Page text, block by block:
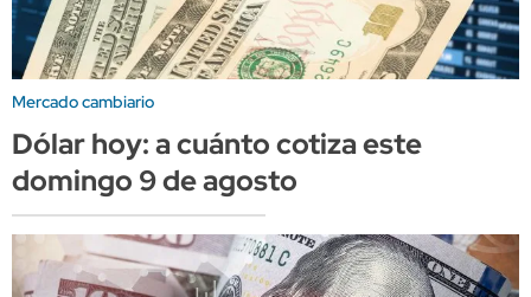
Mercado cambiario
Dólar hoy: a cuánto cotiza este
domingo 9 de agosto